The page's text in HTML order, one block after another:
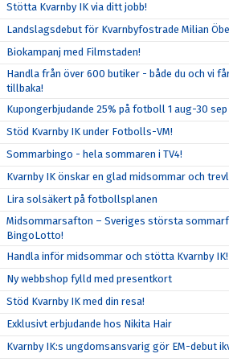
Stötta Kvarnby IK via ditt jobb!
Landslagsdebut för Kvarnbyfostrade Milian
Biokampanj med Filmstaden!
Handla från över 600 butiker - både du och vi
tillbaka!
Kupongerbjudande 25% på fotboll 1 aug-30 sep
Stöd Kvarnby IK under Fotbolls-VM!
Sommarbingo - hela sommaren i TV4!
Kvarnby IK önskar en glad midsommar och
Lira solsäkert på fotbollsplanen
Midsommarsafton – Sveriges största
BingoLotto!
Handla inför midsommar och stötta Kvarnby IK!
Ny webbshop fylld med presentkort
Stöd Kvarnby IK med din resa!
Exklusivt erbjudande hos Nikita Hair
Kvarnby IK:s ungdomsansvarig gör EM-debut